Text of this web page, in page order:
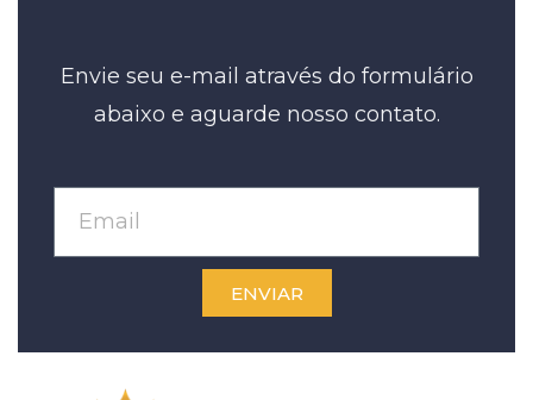
Envie seu e-mail através do formulário
abaixo e aguarde nosso contato.
ENVIAR